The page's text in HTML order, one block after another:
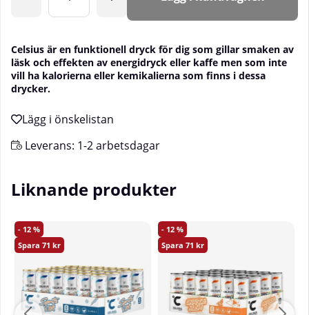
Celsius är en funktionell dryck för dig som gillar smaken av
läsk och effekten av energidryck eller kaffe men som inte
vill ha kalorierna eller kemikalierna som finns i dessa
drycker.
Leverans: 1-2 arbetsdagar
Liknande produkter
12
71
12
71